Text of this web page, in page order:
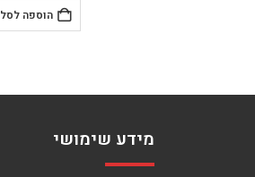
הוספה לסל
מידע שימושי